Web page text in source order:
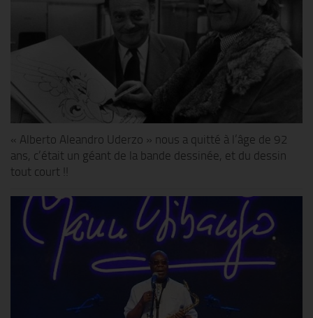
« Alberto Aleandro Uderzo » nous a quitté à l’âge de 92
ans, c’était un géant de la bande dessinée, et du dessin
tout court !!